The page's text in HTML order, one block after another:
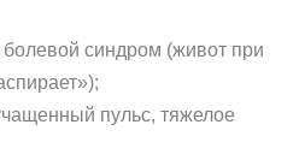
синдром (живот при
пульс, тяжелое